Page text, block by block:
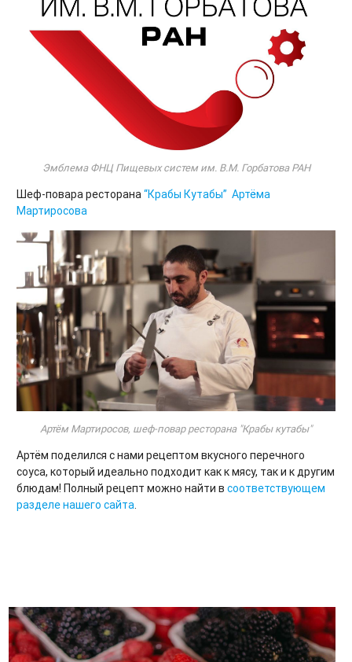
Эмблема ФНЦ Пищевых систем им. В.М. Горбатова РАН
Шеф-повара ресторана“Крабы Кутабы” Артёма
Мартиросова
Артём Мартиросов, шеф-повар ресторана "Крабы кутабы"
Артём поделился с нами рецептом вкусного перечного
соуса, который идеально подходит как к мясу, так и к другим
блюдам! Полный рецепт можно найти в соответствующем
разделе нашего сайта.